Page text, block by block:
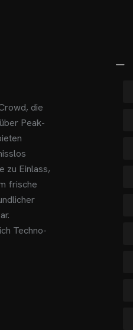
die
Peak-
zu Einlass,
frische
Techno-